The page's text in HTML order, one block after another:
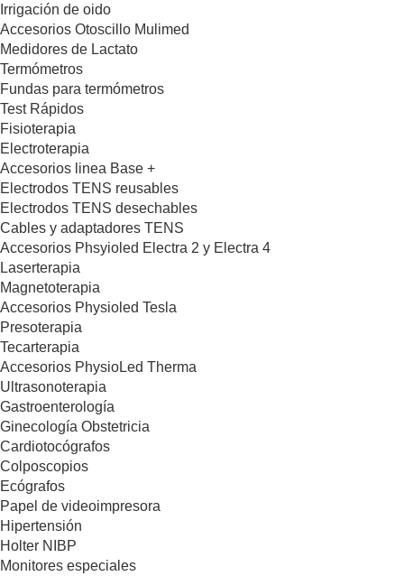
Irrigación de oido
Accesorios Otoscillo Mulimed
Medidores de Lactato
Termómetros
Fundas para termómetros
Test Rápidos
Fisioterapia
Electroterapia
Accesorios linea Base +
Electrodos TENS reusables
Electrodos TENS desechables
Cables y adaptadores TENS
Accesorios Phsyioled Electra 2 y Electra 4
Laserterapia
Magnetoterapia
Accesorios Physioled Tesla
Presoterapia
Tecarterapia
Accesorios PhysioLed Therma
Ultrasonoterapia
Gastroenterología
Ginecología Obstetricia
Cardiotocógrafos
Colposcopios
Ecógrafos
Papel de videoimpresora
Hipertensión
Holter NIBP
Monitores especiales